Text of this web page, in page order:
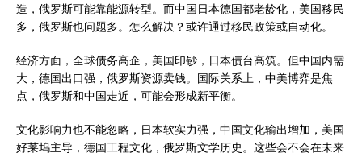
造，俄罗斯可能靠能源转型。而中国日本德国都老龄化，美国移民
多，俄罗斯也问题多。怎么解决？或许通过移民政策或自动化。
经济方面，全球债务高企，美国印钞，日本债台高筑。但中国内需
大，德国出口强，俄罗斯资源卖钱。国际关系上，中美博弈是焦
点，俄罗斯和中国走近，可能会形成新平衡。
文化影响力也不能忽略，日本软实力强，中国文化输出增加，美国
好莱坞主导，德国工程文化，俄罗斯文学历史。这些会不会在未来